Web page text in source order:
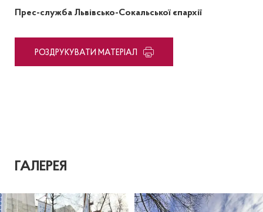
Прес-служба Львівсько-Сокальської єпархії
PОЗДРУКУВАТИ МАТЕРІАЛ
ГАЛЕРЕЯ